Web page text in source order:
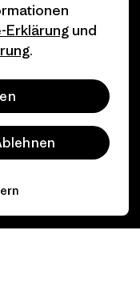
Erklärung und
.